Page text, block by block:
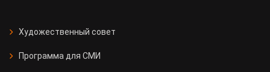
Художественный совет
Программа для СМИ